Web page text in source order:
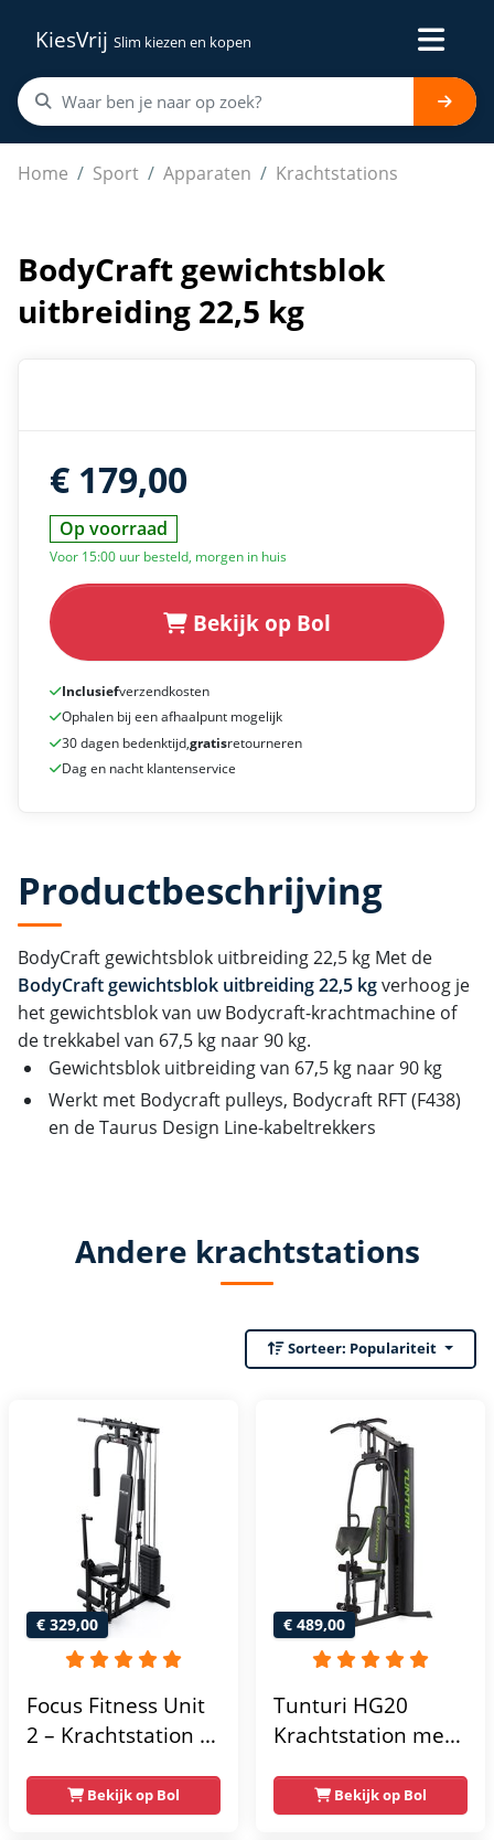
KiesVrij Slim kiezen en kopen
Home Sport Apparaten Krachtstations
BodyCraft gewichtsblok uitbreiding 22,5 kg
BodyCraft gewichtsblok
uitbreiding 22,5 kg
€ 179,00
Op voorraad
Voor 15:00 uur besteld, morgen in huis
Bekijk op Bol
Inclusiefverzendkosten
Ophalen bij een afhaalpunt mogelijk
30 dagen bedenktijd,gratisretourneren
Dag en nacht klantenservice
Productbeschrijving
BodyCraft gewichtsblok uitbreiding 22,5 kg Met de
BodyCraft gewichtsblok uitbreiding 22,5 kgverhoog je
het gewichtsblok van uw Bodycraft-krachtmachine of
de trekkabel van 67,5 kg naar 90 kg.
Gewichtsblok uitbreiding van 67,5 kg naar 90 kg
Werkt met Bodycraft pulleys, Bodycraft RFT (F438)
en de Taurus Design Line-kabeltrekkers
Andere krachtstations
Sorteer: Populariteit
€ 329,00
Focus Fitness Unit
2 – Krachtstation –
– Lat Pulley
Bekijk op Bol
€ 489,00
Tunturi HG20
Krachtstation met
Compacte home
gym met lat pulley
Bekijk op Bol